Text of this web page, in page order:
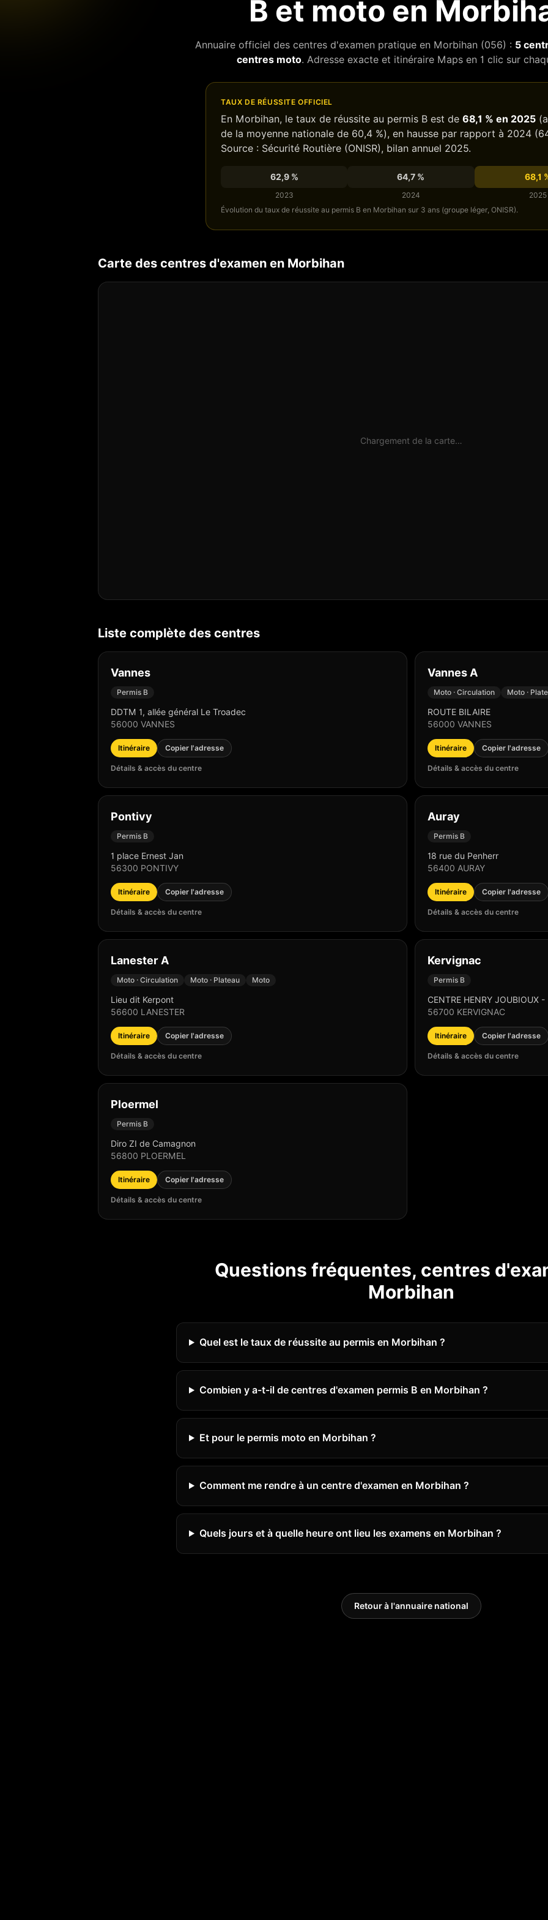
B et moto en
Annuaire officiel des centres d'examen pratique en Morbihan (056) : 5
centres moto. Adresse exacte et itinéraire Maps en 1 clic sur
TAUX DE RÉUSSITE OFFICIEL
En Morbihan, le taux de réussite au permis B est de 68,1 % en 2025 (
de la moyenne nationale de 60,4 %), en hausse par rapport à 2024 (
Source : Sécurité Routière (ONISR), bilan annuel 2025.
62,9%
2023
64,7 %
2024
68,1
2025
Évolution du taux de réussite au permis B en Morbihan sur 3 ans (groupe léger, ONISR).
Carte des centres d'examen en Morbihan
Chargement de la carte…
Liste complète des centres
Vannes
Permis B
DDTM 1, allée général Le Troadec
56000 VANNES
Itinéraire Copier l'adresse
Détails & accès du centre
Vannes A
Moto · Circulation Moto ·
ROUTE BILAIRE
56000 VANNES
Itinéraire Copier l'adresse
Détails & accès du centre
Pontivy
Permis B
1 place Ernest Jan
56300 PONTIVY
Itinéraire Copier l'adresse
Détails & accès du centre
Auray
Permis B
18 rue du Penherr
56400 AURAY
Itinéraire Copier l'adresse
Détails & accès du centre
Lanester A
Moto · Circulation Moto · Plateau Moto
Lieu dit Kerpont
56600 LANESTER
Itinéraire Copier l'adresse
Détails & accès du centre
Kervignac
Permis B
CENTRE HENRY JOUBIOUX -
56700 KERVIGNAC
Itinéraire Copier l'adresse
Détails & accès du centre
Ploermel
Permis B
Diro ZI de Camagnon
56800 PLOERMEL
Itinéraire Copier l'adresse
Détails & accès du centre
Questions fréquentes, centres
Morbihan
Quel est le taux de réussite au permis en Morbihan ?
Combien y a-t-il de centres d'examen permis B en Morbihan ?
Et pour le permis moto en Morbihan ?
Comment me rendre à un centre d'examen en Morbihan ?
Quels jours et à quelle heure ont lieu les examens en Morbihan ?
Retour à l'annuaire national